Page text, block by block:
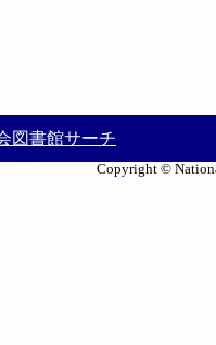
図書館サーチ
Copyright ©